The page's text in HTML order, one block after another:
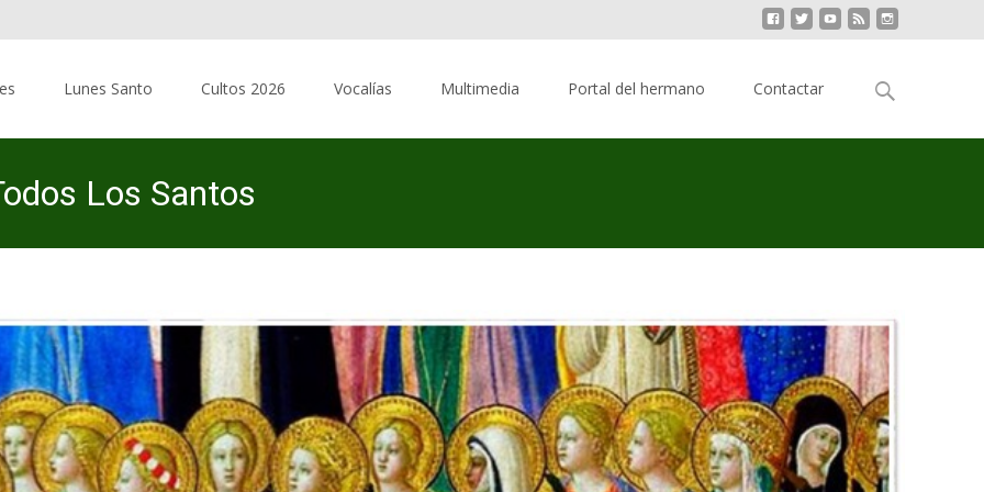
Lunes Santo Cultos 2026 Vocalías Multimedia Portal del hermano Contactar Buscar:
Los Santos